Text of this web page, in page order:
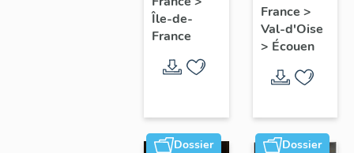
sur les
paysages
de la
France.
Île-de-
France
médaillon
ovale.
France >
Val-d'Oise
> Écouen
Dossier Dossier